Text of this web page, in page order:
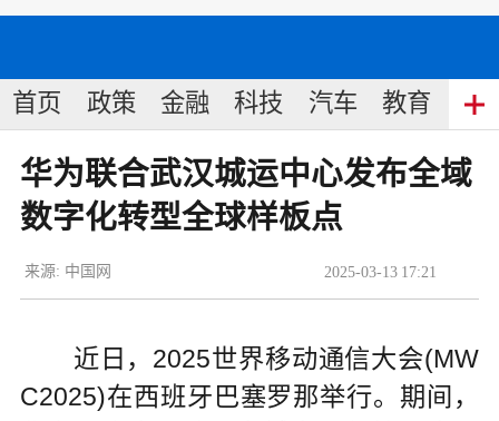
首页 政策 金融 科技 汽车 教育 食
华为联合武汉城运中心发布全域
数字化转型全球样板点
2025-03-13 17:21
来源: 中国网
近日，2025世界移动通信大会(MW
C2025)在西班牙巴塞罗那举行。期间，